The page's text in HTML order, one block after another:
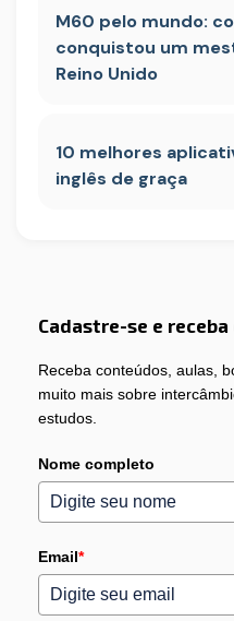
M60 pelo mundo:
conquistou um
Reino Unido
10 melhores
inglês de graça
Cadastre-se e
Receba conteúdos, aulas,
muito mais sobre
estudos.
Nome completo
Email*